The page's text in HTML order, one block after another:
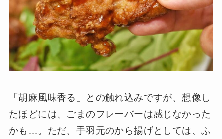
「胡麻風味香る」との触れ込みですが、想像し
たほどには、ごまのフレーバーは感じなかった
かも…。ただ、手羽元のから揚げとしては、ふ